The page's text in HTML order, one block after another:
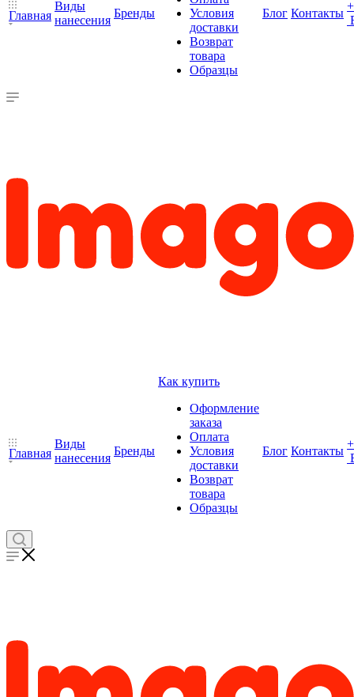
Главная
Виды
нанесения
Бренды
Условия
доставки
Возврат
товара
Образцы
Блог Контакты
+
Главная
Виды
нанесения
Бренды
Как купить
Оформление
заказа
Оплата
Условия
доставки
Возврат
товара
Образцы
Блог Контакты
+